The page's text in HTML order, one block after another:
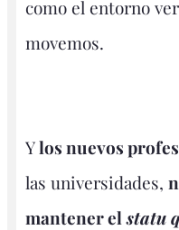
como el entorno
movemos.
Ylos nuevos
las universidades,
mantener elstatu